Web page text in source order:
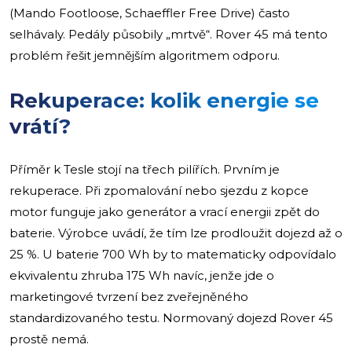
(Mando Footloose, Schaeffler Free Drive) často
selhávaly. Pedály působily „mrtvě“. Rover 45 má tento
problém řešit jemnějším algoritmem odporu.
Rekuperace: kolik energie se
vrátí?
Příměr k Tesle stojí na třech pilířích. Prvním je
rekuperace. Při zpomalování nebo sjezdu z kopce
motor funguje jako generátor a vrací energii zpět do
baterie. Výrobce uvádí, že tím lze prodloužit dojezd až o
25 %. U baterie 700 Wh by to matematicky odpovídalo
ekvivalentu zhruba 175 Wh navíc, jenže jde o
marketingové tvrzení bez zveřejněného
standardizovaného testu. Normovaný dojezd Rover 45
prostě nemá.